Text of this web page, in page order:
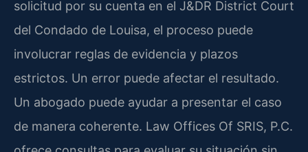
solicitud por su cuenta en el J&DR District Court
del Condado de Louisa, el proceso puede
involucrar reglas de evidencia y plazos
estrictos. Un error puede afectar el resultado.
Un abogado puede ayudar a presentar el caso
de manera coherente. Law Offices Of SRIS, P.C.